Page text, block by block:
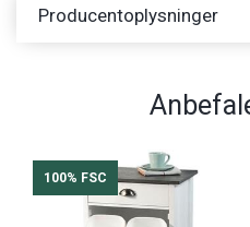
Producentoplysninger
100% FSC